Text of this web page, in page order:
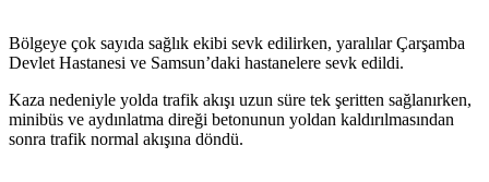
Bölgeye çok sayıda sağlık ekibi sevk edilirken, yaralılar Çarşamba
Devlet Hastanesi ve Samsun’daki hastanelere sevk edildi.
Kaza nedeniyle yolda trafik akışı uzun süre tek şeritten sağlanırken,
minibüs ve aydınlatma direği betonunun yoldan kaldırılmasından
sonra trafik normal akışına döndü.